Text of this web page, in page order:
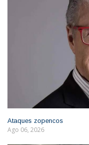
Ataques zopencos
Ago 06, 2026